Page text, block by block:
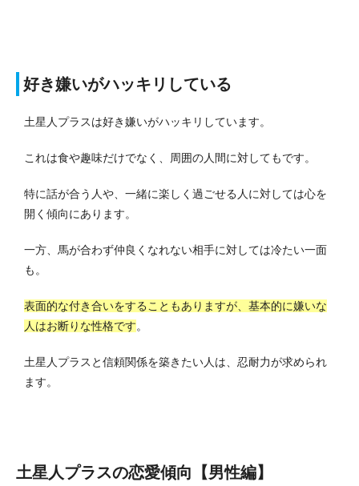
好き嫌いがハッキリしている
土星人プラスは好き嫌いがハッキリしています。
これは食や趣味だけでなく、周囲の人間に対してもです。
特に話が合う人や、一緒に楽しく過ごせる人に対しては心を
開く傾向にあります。
一方、馬が合わず仲良くなれない相手に対しては冷たい一面
も。
表面的な付き合いをすることもありますが、基本的に嫌いな
人はお断りな性格です。
土星人プラスと信頼関係を築きたい人は、忍耐力が求められ
ます。
土星人プラスの恋愛傾向【男性編】